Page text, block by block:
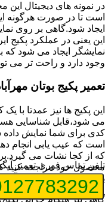
در نمونه های دیجیتال
است تا در صورت هرگونه
ایجاد شود.گاهی بر روی
این یعنی در عملکرد پکیج
نمایشگر ایجاد می شود که
وجود دارد و راحت تر می
تعمیر پکیج بوتان
این پکیج ها نیز عمدتا با
می شود،قابل شناسایی
کدی برای شما نمایش داده
است که عیب یابی انجام
که از کجا نشات می
محصول خود مراجعه کنید
برای پکیج پیش بیاید در آن
گاهی نیز هنگام خرابی
تلفن تماس فوریتعمیر